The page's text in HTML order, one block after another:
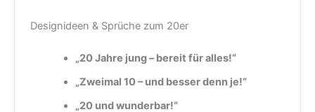
Designideen & Sprüche zum 20er
„20 Jahre jung – bereit für alles!“
„Zweimal 10 – und besser denn je!“
„20 und wunderbar!“